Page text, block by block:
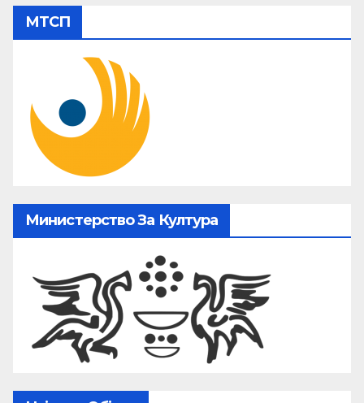
МТСП
Министерство За Култура